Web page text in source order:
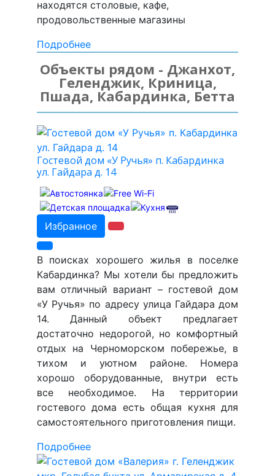
находятся столовые, кафе,
продовольственные магазины
Подробнее
Объекты рядом - Джанхот,
Геленджик, Криница,
Пшада, Кабардинка, Бетта
Гостевой дом «У Ручья» п. Кабардинка
ул. Гайдара д. 14
Избранное
В поисках хорошего жилья в поселке
Кабардинка? Мы хотели бы предложить
вам отличный вариант – гостевой дом
«У Ручья» по адресу улица Гайдара дом
14. Данный объект предлагает
достаточно недорогой, но комфортный
отдых на Черноморском побережье, в
тихом и уютном районе. Номера
хорошо оборудованные, внутри есть
все необходимое. На территории
гостевого дома есть общая кухня для
самостоятельного приготовления пищи.
Подробнее